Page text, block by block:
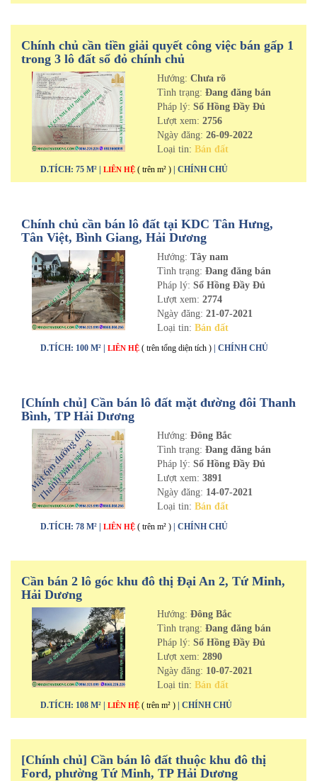
Chính chủ cần tiền giải quyết công việc bán gấp 1
trong 3 lô đất sổ đỏ chính chủ
Hướng: Chưa rõ
Tình trạng: Đang đăng bán
Pháp lý: Sổ Hồng Đầy Đủ
Lượt xem: 2756
Ngày đăng: 26-09-2022
Loại tin: Bán đất
D.TÍCH: 75 M² | LIÊN HỆ ( trên m² ) | CHÍNH CHỦ
Chính chủ cần bán lô đất tại KDC Tân Hưng,
Tân Việt, Bình Giang, Hải Dương
Hướng: Tây nam
Tình trạng: Đang đăng bán
Pháp lý: Sổ Hồng Đầy Đủ
Lượt xem: 2774
Ngày đăng: 21-07-2021
Loại tin: Bán đất
D.TÍCH: 100 M² | LIÊN HỆ ( trên tổng diện tích ) | CHÍNH CHỦ
[Chính chủ] Cần bán lô đất mặt đường đôi Thanh
Bình, TP Hải Dương
Hướng: Đông Bắc
Tình trạng: Đang đăng bán
Pháp lý: Sổ Hồng Đầy Đủ
Lượt xem: 3891
Ngày đăng: 14-07-2021
Loại tin: Bán đất
D.TÍCH: 78 M² | LIÊN HỆ ( trên m² ) | CHÍNH CHỦ
Cần bán 2 lô góc khu đô thị Đại An 2, Tứ Minh,
Hải Dương
Hướng: Đông Bắc
Tình trạng: Đang đăng bán
Pháp lý: Sổ Hồng Đầy Đủ
Lượt xem: 2890
Ngày đăng: 10-07-2021
Loại tin: Bán đất
D.TÍCH: 108 M² | LIÊN HỆ ( trên m² ) | CHÍNH CHỦ
[Chính chủ] Cần bán lô đất thuộc khu đô thị
Ford, phường Tứ Minh, TP Hải Dương